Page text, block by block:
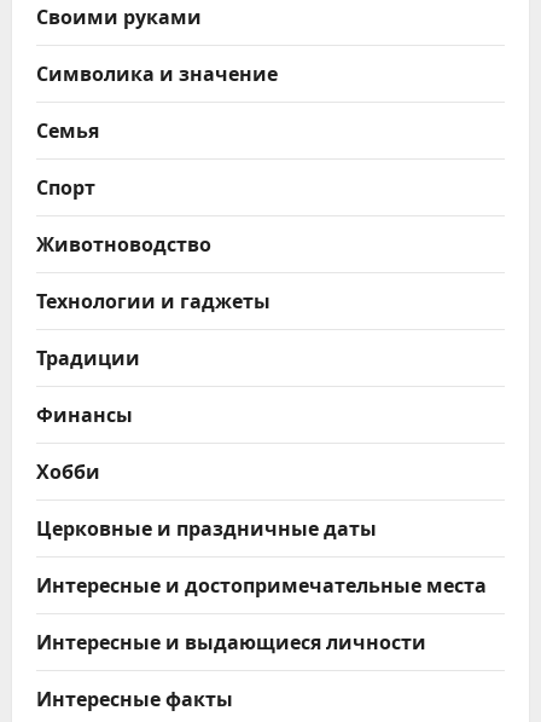
Своими руками
Символика и значение
Семья
Спорт
Животноводство
Технологии и гаджеты
Традиции
Финансы
Хобби
Церковные и праздничные даты
Интересные и достопримечательные места
Интересные и выдающиеся личности
Интересные факты